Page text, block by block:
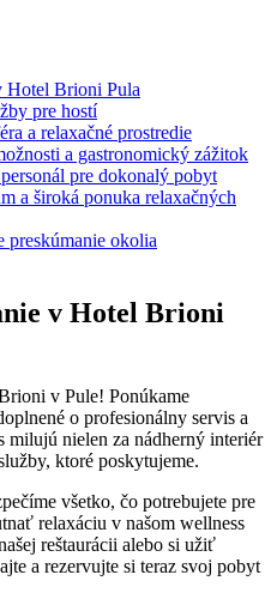
Hotel Brioni Pula
pre hostí
a relaxačné prostredie
a gastronomický zážitok
pre dokonalý pobyt
a široká ponuka relaxačných
preskúmanie okolia
v Hotel Brioni
v Pule! Ponúkame
o profesionálny servis a
milujú nielen za nádherný interiér
ktoré poskytujeme.
všetko, čo potrebujete pre
relaxáciu v našom wellness
reštaurácii alebo si užiť
a rezervujte si teraz svoj pobyt